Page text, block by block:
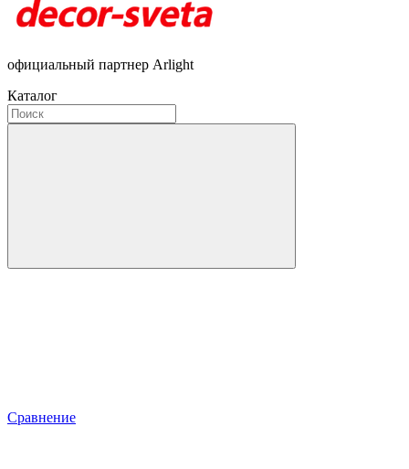
официальный партнер Arlight
Каталог
Сравнение